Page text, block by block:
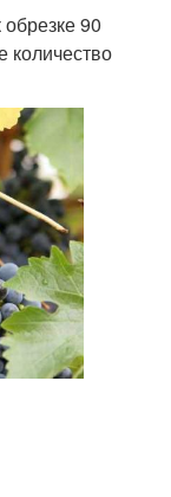
90
количество